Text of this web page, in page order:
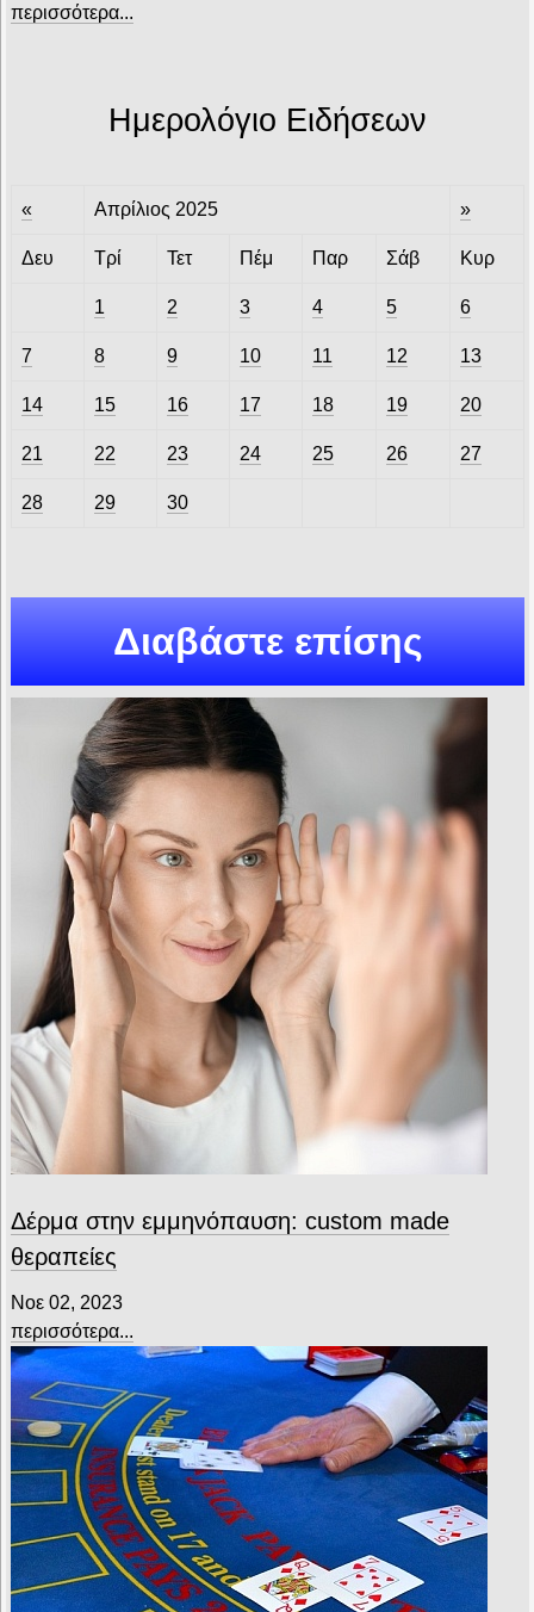
περισσότερα...
Ημερολόγιο Ειδήσεων
« Απρίλιος 2025 »
Δευ Τρί Τετ Πέμ Παρ Σάβ Κυρ
1 2 3 4 5 6
7 8 9 10 11 12 13
14 15 16 17 18 19 20
21 22 23 24 25 26 27
28 29 30
Διαβάστε επίσης
Δέρμα στην εμμηνόπαυση: custom made
θεραπείες
Νοε 02, 2023
περισσότερα...